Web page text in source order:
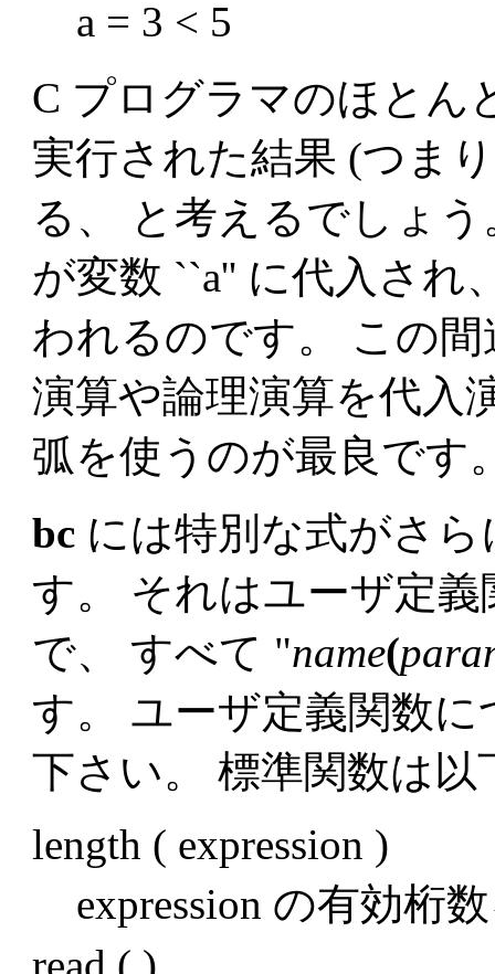
a = 3 < 5
C プログラマのほとん
実行された結果 (つま
る、 と考えるでしょ
が変数 ``a'' に代入され
われるのです。 この
演算や論理演算を代入
弧を使うのが最良です
bc には特別な式がさ
す。 それはユーザ定
で、 すべて "name(
す。 ユーザ定義関数
下さい。 標準関数は以
length ( expression )
expression の有効桁